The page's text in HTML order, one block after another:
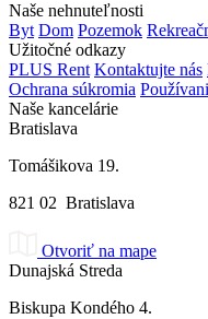
Naše nehnuteľnosti
Byt Dom Pozemok
Užitočné odkazy
PLUS Rent Kontaktujte nás
Ochrana súkromia
Naše kancelárie
Bratislava
Tomášikova 19.
821 02 Bratislava
Otvoriť na mape
Dunajská Streda
Biskupa Kondého 4.